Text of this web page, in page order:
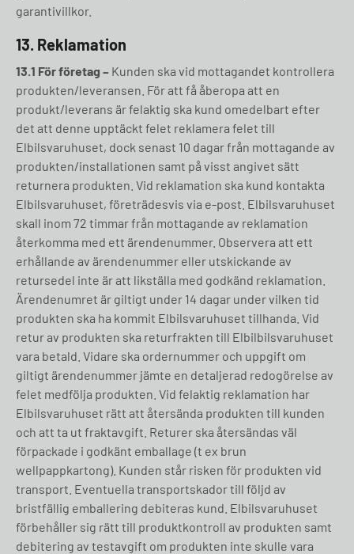
garantivillkor.
13. Reklamation
13.1 För företag – Kunden ska vid mottagandet kontrollera
produkten/leveransen. För att få åberopa att en
produkt/leverans är felaktig ska kund omedelbart efter
det att denne upptäckt felet reklamera felet till
Elbilsvaruhuset, dock senast 10 dagar från mottagande av
produkten/installationen samt på visst angivet sätt
returnera produkten. Vid reklamation ska kund kontakta
Elbilsvaruhuset, företrädesvis via e-post. Elbilsvaruhuset
skall inom 72 timmar från mottagande av reklamation
återkomma med ett ärendenummer. Observera att ett
erhållande av ärendenummer eller utskickande av
retursedel inte är att likställa med godkänd reklamation.
Ärendenumret är giltigt under 14 dagar under vilken tid
produkten ska ha kommit Elbilsvaruhuset tillhanda. Vid
retur av produkten ska returfrakten till Elbilbilsvaruhuset
vara betald. Vidare ska ordernummer och uppgift om
giltigt ärendenummer jämte en detaljerad redogörelse av
felet medfölja produkten. Vid felaktig reklamation har
Elbilsvaruhuset rätt att återsända produkten till kunden
och att ta ut fraktavgift. Returer ska återsändas väl
förpackade i godkänt emballage (t ex brun
wellpappkartong). Kunden står risken för produkten vid
transport. Eventuella transportskador till följd av
bristfällig emballering debiteras kund. Elbilsvaruhuset
förbehåller sig rätt till produktkontroll av produkten samt
debitering av testavgift om produkten inte skulle vara